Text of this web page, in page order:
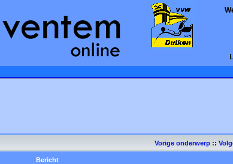
Vorige onderwerp ::
Bericht